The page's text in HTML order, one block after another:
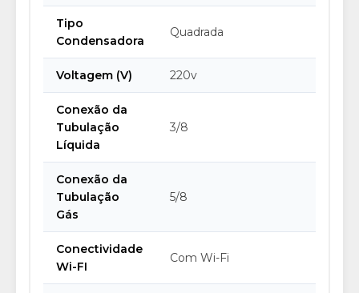
Tipo
Condensadora
Quadrada
Voltagem (V) 220v
Conexão da
Tubulação
Líquida
3/8
Conexão da
Tubulação
Gás
5/8
Conectividade
Wi-FI
Com Wi-Fi